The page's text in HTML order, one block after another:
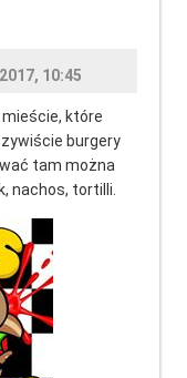
10:45
które
burgery
tam można
nachos, tortilli.